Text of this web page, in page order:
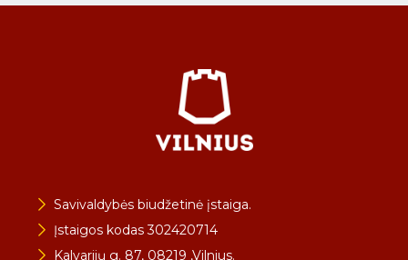
Savivaldybės biudžetinė įstaiga.
Įstaigos kodas 302420714
Kalvarijų g. 87, 08219 ,Vilnius.